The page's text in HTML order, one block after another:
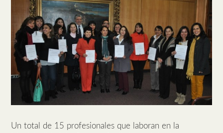
Un total de 15 profesionales que laboran en la